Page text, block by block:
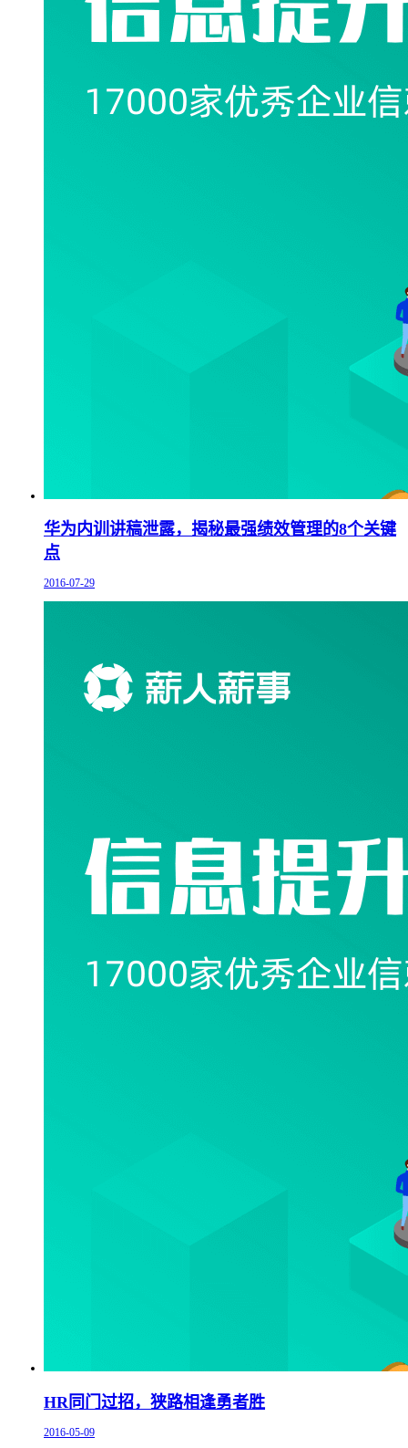
华为内训讲稿泄露，揭秘最强绩效管理的8个关键
点
2016-07-29
HR同门过招，狭路相逢勇者胜
2016-05-09